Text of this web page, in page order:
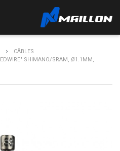
CÂBLES
SHIMANO/SRAM, Ø1.1MM,